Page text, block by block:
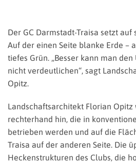
Der GC Darmstadt-Traisa setzt auf
Auf der einen Seite blanke Erde –
tiefes Grün. „Besser kann man
nicht verdeutlichen“, sagt
Opitz.
Landschaftsarchitekt Florian
rechterhand hin, die in
betrieben werden und auf die
Traisa auf der anderen Seite. Die
Heckenstrukturen des Clubs, die